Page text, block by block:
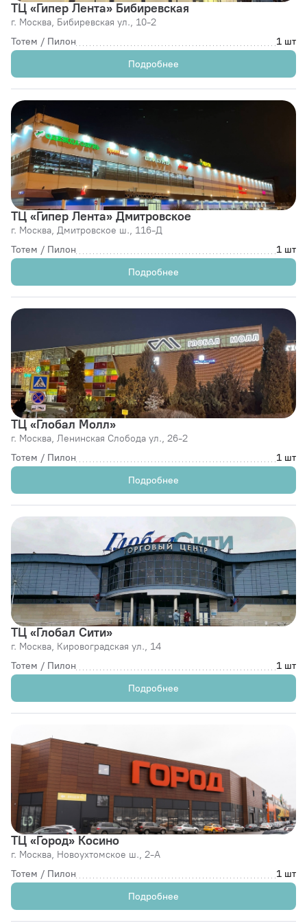
ТЦ «Гипер Лента» Бибиревская
г. Москва, Бибиревская ул., 10-2
Тотем / Пилон
1 шт
Подробнее
ТЦ «Гипер Лента» Дмитровское
г. Москва, Дмитровское ш., 116-Д
Тотем / Пилон
1 шт
Подробнее
ТЦ «Глобал Молл»
г. Москва, Ленинская Слобода ул., 26-2
Тотем / Пилон
1 шт
Подробнее
ТЦ «Глобал Сити»
г. Москва, Кировоградская ул., 14
Тотем / Пилон
1 шт
Подробнее
ТЦ «Город» Косино
г. Москва, Новоухтомское ш., 2-А
Тотем / Пилон
1 шт
Подробнее